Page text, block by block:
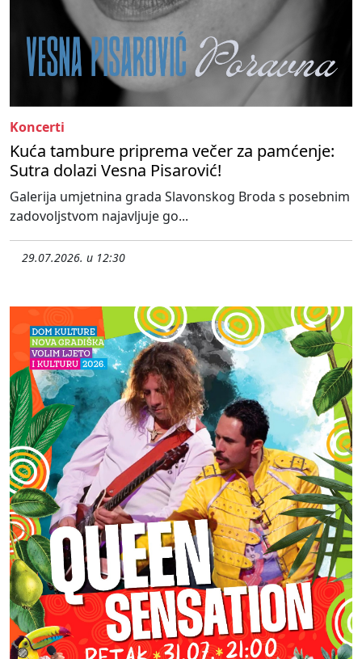
Koncerti
Kuća tambure priprema večer za pamćenje:
Sutra dolazi Vesna Pisarović!
Galerija umjetnina grada Slavonskog Broda s posebnim
zadovoljstvom najavljuje go...
29.07.2026. u 12:30